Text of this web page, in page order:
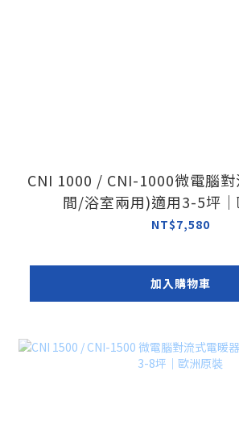
CNI 1000 / CNI-1000微電腦
間/浴室兩用)適用3-5坪
NT$7,580
加入購物車